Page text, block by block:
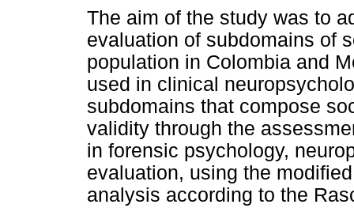
The aim of the study was to
evaluation of subdomains of
population in Colombia and
used in clinical
subdomains that compose
validity through the
in forensic psychology,
evaluation, using the
analysis according to the